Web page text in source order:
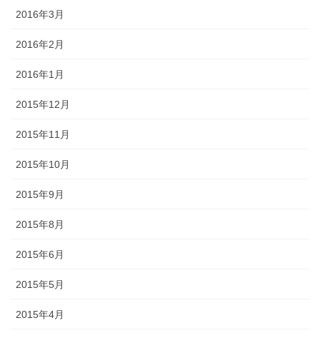
2016年3月
2016年2月
2016年1月
2015年12月
2015年11月
2015年10月
2015年9月
2015年8月
2015年6月
2015年5月
2015年4月